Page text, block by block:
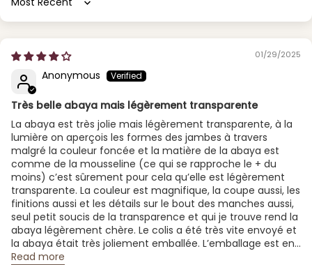
Sort by
01/29/2025
Anonymous
Très belle abaya mais légèrement transparente
La abaya est très jolie mais légèrement transparente, à la
lumière on aperçois les formes des jambes à travers
malgré la couleur foncée et la matière de la abaya est
comme de la mousseline (ce qui se rapproche le + du
moins) c’est sûrement pour cela qu’elle est légèrement
transparente. La couleur est magnifique, la coupe aussi, les
finitions aussi et les détails sur le bout des manches aussi,
seul petit soucis de la transparence et qui je trouve rend la
abaya légèrement chère. Le colis a été très vite envoyé et
la abaya était très joliement emballée. L’emballage est en...
Read more